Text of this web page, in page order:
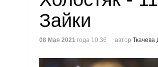
Зайки
08 Мая 2021 года 10:36 автор Ткачева